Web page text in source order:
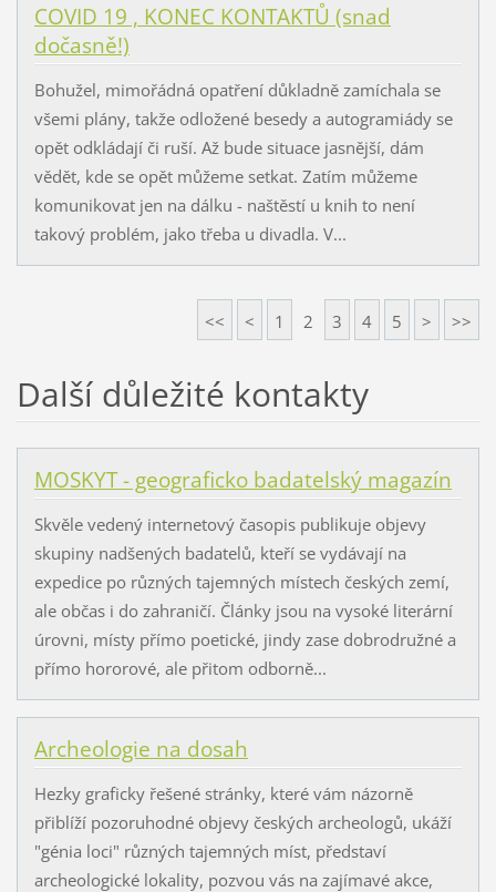
COVID 19 , KONEC KONTAKTŮ (snad
dočasně!)
Bohužel, mimořádná opatření důkladně zamíchala se
všemi plány, takže odložené besedy a autogramiády se
opět odkládají či ruší. Až bude situace jasnější, dám
vědět, kde se opět můžeme setkat. Zatím můžeme
komunikovat jen na dálku - naštěstí u knih to není
takový problém, jako třeba u divadla. V...
<< < 1 2 3 4 5 > >>
Další důležité kontakty
MOSKYT - geograficko badatelský magazín
Skvěle vedený internetový časopis publikuje objevy
skupiny nadšených badatelů, kteří se vydávají na
expedice po různých tajemných místech českých zemí,
ale občas i do zahraničí. Články jsou na vysoké literární
úrovni, místy přímo poetické, jindy zase dobrodružné a
přímo hororové, ale přitom odborně...
Archeologie na dosah
Hezky graficky řešené stránky, které vám názorně
přiblíží pozoruhodné objevy českých archeologů, ukáží
"génia loci" různých tajemných míst, představí
archeologické lokality, pozvou vás na zajímavé akce,